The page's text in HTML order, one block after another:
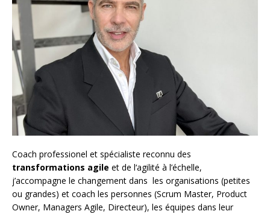
Coach professionel et spécialiste reconnu des
transformations agile et de l‘agilité à l’échelle,
j’accompagne le changement dans les organisations (petites
ou grandes) et coach les personnes (Scrum Master, Product
Owner, Managers Agile, Directeur), les équipes dans leur